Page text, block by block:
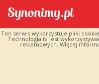
Ten serwis wykorzystuje pliki
Technologia ta jest
reklamowych. Więcej